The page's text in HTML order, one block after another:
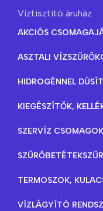
Víztisztító áruház
AKCIÓS
ASZTALI VÍZSZŰRŐK
HIDROGÉNNEL
KIEGÉSZÍTŐK,
SZERVÍZ CSOMAGOK
SZŰRŐBETÉTEK
TERMOSZOK,
VÍZLÁGYÍTÓ